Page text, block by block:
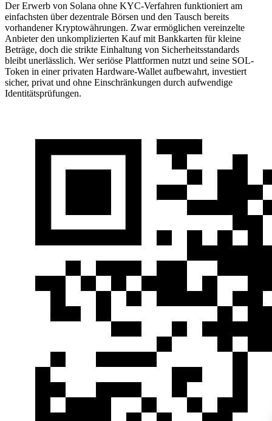
Der Erwerb von Solana ohne KYC-Verfahren funktioniert am
einfachsten über dezentrale Börsen und den Tausch bereits
vorhandener Kryptowährungen. Zwar ermöglichen vereinzelte
Anbieter den unkomplizierten Kauf mit Bankkarten für kleine
Beträge, doch die strikte Einhaltung von Sicherheitsstandards
bleibt unerlässlich. Wer seriöse Plattformen nutzt und seine SOL-
Token in einer privaten Hardware-Wallet aufbewahrt, investiert
sicher, privat und ohne Einschränkungen durch aufwendige
Identitätsprüfungen.